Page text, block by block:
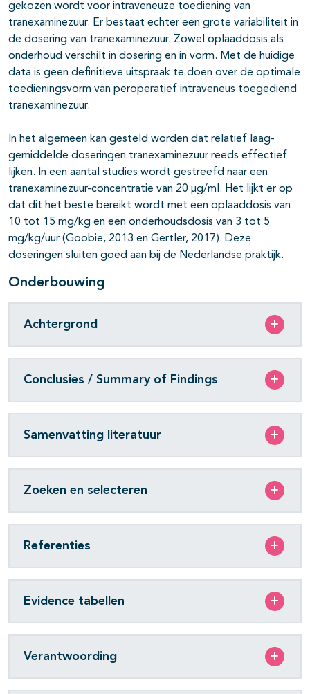
gekozen wordt voor intraveneuze toediening van
tranexaminezuur. Er bestaat echter een grote variabiliteit in
de dosering van tranexaminezuur. Zowel oplaaddosis als
onderhoud verschilt in dosering en in vorm. Met de huidige
data is geen definitieve uitspraak te doen over de optimale
toedieningsvorm van peroperatief intraveneus toegediend
tranexaminezuur.
In het algemeen kan gesteld worden dat relatief laag-
gemiddelde doseringen tranexaminezuur reeds effectief
lijken. In een aantal studies wordt gestreefd naar een
tranexaminezuur-concentratie van 20 µg/ml. Het lijkt er op
dat dit het beste bereikt wordt met een oplaaddosis van
10 tot 15 mg/kg en een onderhoudsdosis van 3 tot 5
mg/kg/uur (Goobie, 2013 en Gertler, 2017). Deze
doseringen sluiten goed aan bij de Nederlandse praktijk.
Onderbouwing
Achtergrond
Conclusies / Summary of Findings
Samenvatting literatuur
Zoeken en selecteren
Referenties
Evidence tabellen
Verantwoording